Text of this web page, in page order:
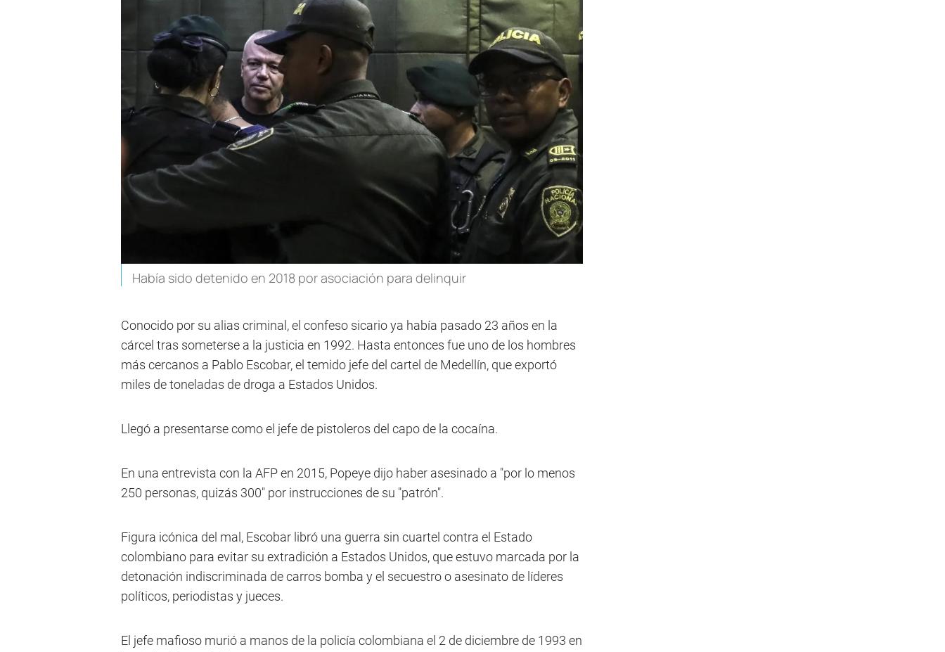
Había sido detenido en 2018 por asociación para delinquir
Conocido por su alias criminal, el confeso sicario ya había pasado 23 años en la
cárcel tras someterse a la justicia en 1992. Hasta entonces fue uno de los hombres
más cercanos a Pablo Escobar, el temido jefe del cartel de Medellín, que exportó
miles de toneladas de droga a Estados Unidos.
Llegó a presentarse como el jefe de pistoleros del capo de la cocaína.
En una entrevista con la AFP en 2015, Popeye dijo haber asesinado a "por lo menos
250 personas, quizás 300" por instrucciones de su "patrón".
Figura icónica del mal, Escobar libró una guerra sin cuartel contra el Estado
colombiano para evitar su extradición a Estados Unidos, que estuvo marcada por la
detonación indiscriminada de carros bomba y el secuestro o asesinato de líderes
políticos, periodistas y jueces.
El jefe mafioso murió a manos de la policía colombiana el 2 de diciembre de 1993 en